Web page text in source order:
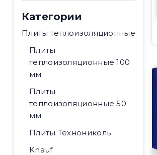
Категории
Плиты теплоизоляционные
Плиты
теплоизоляционные 100
мм
Плиты
теплоизоляционные 50
мм
Плиты Технониколь
Knauf